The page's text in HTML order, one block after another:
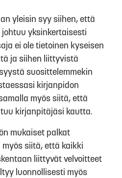
yleisin syy siihen, että
yksinkertaisesti
ei ole tietoinen kyseisen
ja siihen liittyvistä
suosittelemmekin
kirjanpidon
myös siitä, että
kirjanpitäjäsi kautta.
mukaiset palkat
siitä, että kaikki
liittyvät velvoitteet
luonnollisesti myös